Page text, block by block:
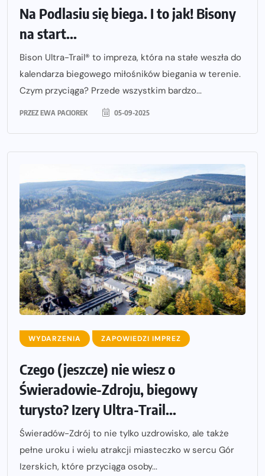
Na Podlasiu się biega. I to jak! Bisony
na start...
Bison Ultra-Trail® to impreza, która na stałe weszła do
kalendarza biegowego miłośników biegania w terenie.
Czym przyciąga? Przede wszystkim bardzo...
PRZEZ EWA PACIOREK 05-09-2025
WYDARZENIA ZAPOWIEDZI IMPREZ
Czego (jeszcze) nie wiesz o
Świeradowie-Zdroju, biegowy
turysto? Izery Ultra-Trail...
Świeradów-Zdrój to nie tylko uzdrowisko, ale także
pełne uroku i wielu atrakcji miasteczko w sercu Gór
Izerskich, które przyciąga osoby...